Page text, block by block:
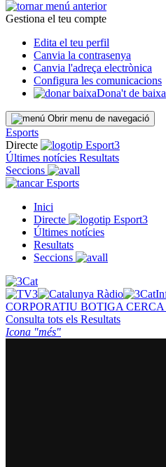
Gestiona el teu compte
Edita el teu perfil
Canvia la contrasenya
Canvia l'adreça electrònica
Configura les comunicacions
Dona't de baixa
Obrir menu de navegació
Esports
Directe
Últimes notícies Resultats
Seccions
Esports
Inici
Directe
Últimes notícies
Resultats
Seccions
CORPORATIU BOTIGA CERCA
Consulta tots els Resultats
Icona "més"